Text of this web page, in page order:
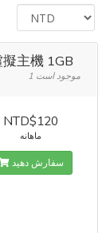
主機 1GB
1 موجود است
NTD$120
ماهانه
سفارش دهید